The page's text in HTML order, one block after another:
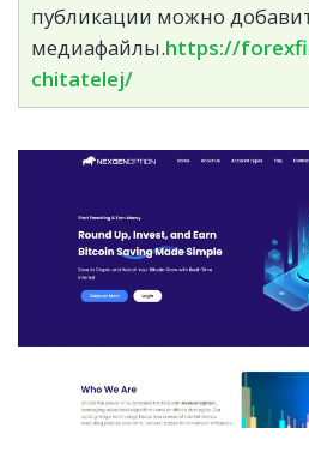
публикации можно
медиафайлы.https://
chitatelej/